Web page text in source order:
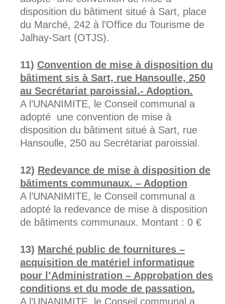
disposition du bâtiment situé à Sart, place
du Marché, 242 à l’Office du Tourisme de
Jalhay-Sart (OTJS).
Convention de mise à disposition du
bâtiment sis à Sart, rue Hansoulle, 250
au Secrétariat paroissial.- Adoption.
A l’UNANIMITE, le Conseil communal a
adopté une convention de mise à
disposition du bâtiment situé à Sart, rue
Hansoulle, 250 au Secrétariat paroissial.
Redevance de mise à disposition de
bâtiments communaux. – Adoption
A l’UNANIMITE, le Conseil communal a
adopté la redevance de mise à disposition
de bâtiments communaux. Montant : 0 €
Marché public de fournitures –
acquisition de matériel informatique
pour l’Administration – Approbation des
conditions et du mode de passation.
A l’UNANIMITE, le Conseil communal a